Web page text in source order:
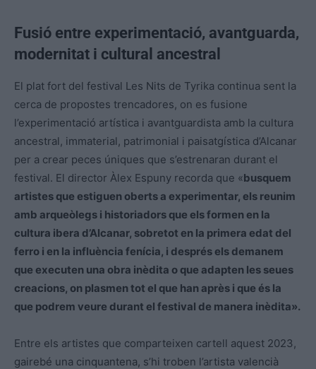
Fusió entre experimentació, avantguarda,
modernitat i cultural ancestral
El plat fort del festival Les Nits de Tyrika continua sent la
cerca de propostes trencadores, on es fusione
l’experimentació artística i avantguardista amb la cultura
ancestral, immaterial, patrimonial i paisatgística d’Alcanar
per a crear peces úniques que s’estrenaran durant el
festival. El director Àlex Espuny recorda que «busquem
artistes que estiguen oberts a experimentar, els reunim
amb arqueòlegs i historiadors que els formen en la
cultura ibera d’Alcanar, sobretot en la primera edat del
ferro i en la influència fenícia, i després els demanem
que executen una obra inèdita o que adapten les seues
creacions, on plasmen tot el que han après i que és la
que podrem veure durant el festival de manera inèdita».
Entre els artistes que comparteixen cartell aquest 2023,
gairebé una cinquantena, s’hi troben l’artista valencià